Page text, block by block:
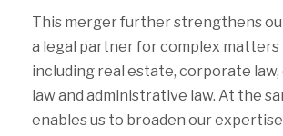
This merger further strengthens
a legal partner for complex matters
including real estate, corporate
law and administrative law. At the
enables us to broaden our